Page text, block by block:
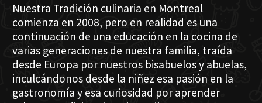
Nuestra Tradición culinaria en Montreal
comienza en 2008, pero en realidad es una
continuación de una educación en la cocina de
varias generaciones de nuestra familia, traída
desde Europa por nuestros bisabuelos y abuelas,
inculcándonos desde la niñez esa pasión en la
gastronomía y esa curiosidad por aprender